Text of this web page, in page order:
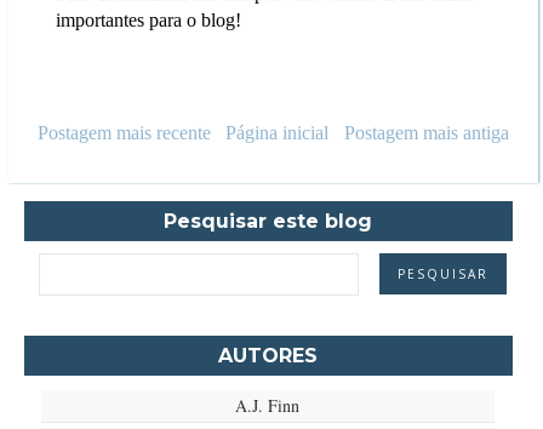
importantes para o blog!
Postagem mais recente Postagem mais antiga
Página inicial
Pesquisar este blog
AUTORES
A.J. Finn